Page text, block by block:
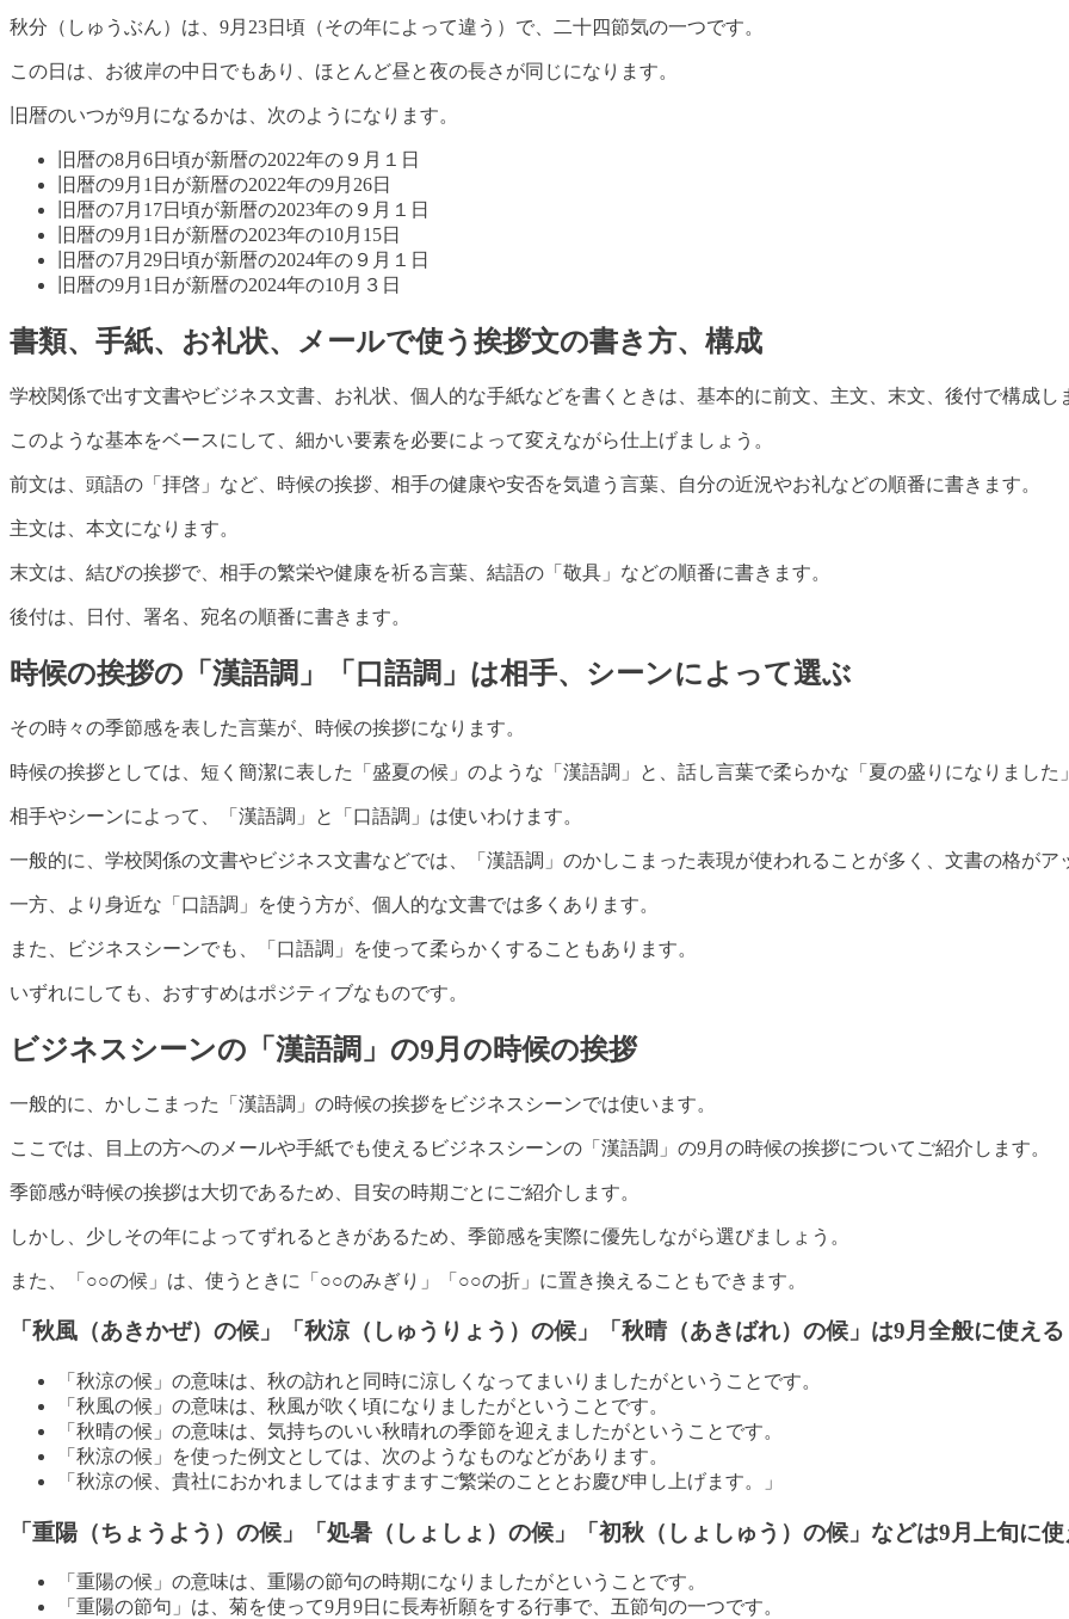
秋分（しゅうぶん）は、9月23日頃（その年によって違う）で、二十四節気の一つです。
この日は、お彼岸の中日でもあり、ほとんど昼と夜の長さが同じになります。
旧暦のいつが9月になるかは、次のようになります。
旧暦の8月6日頃が新暦の2022年の９月１日
旧暦の9月1日が新暦の2022年の9月26日
旧暦の7月17日頃が新暦の2023年の９月１日
旧暦の9月1日が新暦の2023年の10月15日
旧暦の7月29日頃が新暦の2024年の９月１日
旧暦の9月1日が新暦の2024年の10月３日
書類、手紙、お礼状、メールで使う挨拶文の書き方、構成
学校関係で出す文書やビジネス文書、お礼状、個人的な手紙などを書くときは、基本的に前文、主文、末文、後付で構成し
このような基本をベースにして、細かい要素を必要によって変えながら仕上げましょう。
前文は、頭語の「拝啓」など、時候の挨拶、相手の健康や安否を気遣う言葉、自分の近況やお礼などの順番に書きます。
主文は、本文になります。
末文は、結びの挨拶で、相手の繁栄や健康を祈る言葉、結語の「敬具」などの順番に書きます。
後付は、日付、署名、宛名の順番に書きます。
時候の挨拶の「漢語調」「口語調」は相手、シーンによって選ぶ
その時々の季節感を表した言葉が、時候の挨拶になります。
時候の挨拶としては、短く簡潔に表した「盛夏の候」のような「漢語調」と、話し言葉で柔らかな「夏の盛りになりまし
相手やシーンによって、「漢語調」と「口語調」は使いわけます。
一般的に、学校関係の文書やビジネス文書などでは、「漢語調」のかしこまった表現が使われることが多く、文書の格がア
一方、より身近な「口語調」を使う方が、個人的な文書では多くあります。
また、ビジネスシーンでも、「口語調」を使って柔らかくすることもあります。
いずれにしても、おすすめはポジティブなものです。
ビジネスシーンの「漢語調」の9月の時候の挨拶
一般的に、かしこまった「漢語調」の時候の挨拶をビジネスシーンでは使います。
ここでは、目上の方へのメールや手紙でも使えるビジネスシーンの「漢語調」の9月の時候の挨拶についてご紹介します。
季節感が時候の挨拶は大切であるため、目安の時期ごとにご紹介します。
しかし、少しその年によってずれるときがあるため、季節感を実際に優先しながら選びましょう。
また、「○○の候」は、使うときに「○○のみぎり」「○○の折」に置き換えることもできます。
「秋風（あきかぜ）の候」「秋涼（しゅうりょう）の候」「秋晴（あきばれ）の候」は9月全般に使える
「秋涼の候」の意味は、秋の訪れと同時に涼しくなってまいりましたがということです。
「秋風の候」の意味は、秋風が吹く頃になりましたがということです。
「秋晴の候」の意味は、気持ちのいい秋晴れの季節を迎えましたがということです。
「秋涼の候」を使った例文としては、次のようなものなどがあります。
「秋涼の候、貴社におかれましてはますますご繁栄のこととお慶び申し上げます。」
「重陽（ちょうよう）の候」「処暑（しょしょ）の候」「初秋（しょしゅう）の候」などは9月上旬に
「重陽の候」の意味は、重陽の節句の時期になりましたがということです。
「重陽の節句」は、菊を使って9月9日に長寿祈願をする行事で、五節句の一つです。